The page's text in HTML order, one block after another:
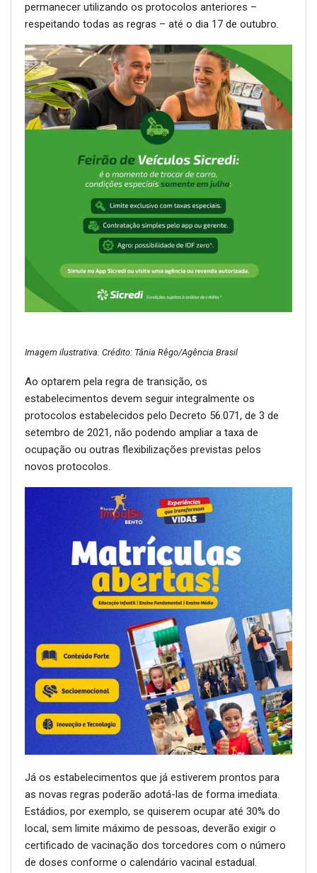
permanecer utilizando os protocolos anteriores –
respeitando todas as regras – até o dia 17 de outubro.
Imagem ilustrativa. Crédito: Tânia Rêgo/Agência Brasil
Ao optarem pela regra de transição, os
estabelecimentos devem seguir integralmente os
protocolos estabelecidos pelo Decreto 56.071, de 3 de
setembro de 2021, não podendo ampliar a taxa de
ocupação ou outras flexibilizações previstas pelos
novos protocolos.
Já os estabelecimentos que já estiverem prontos para
as novas regras poderão adotá-las de forma imediata.
Estádios, por exemplo, se quiserem ocupar até 30% do
local, sem limite máximo de pessoas, deverão exigir o
certificado de vacinação dos torcedores com o número
de doses conforme o calendário vacinal estadual.